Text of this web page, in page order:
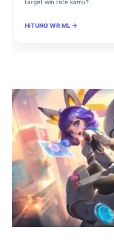
target win rate kamu?
HITUNG WR ML →